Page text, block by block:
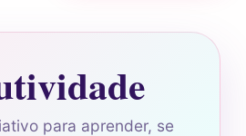
para aprender, se